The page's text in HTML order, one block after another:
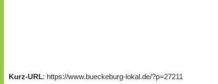
Kurz-URL: https://www.bueckeburg-lokal.de/?p=27211